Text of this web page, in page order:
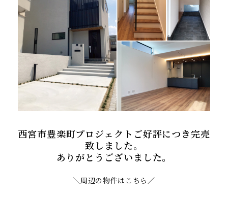
西宮市豊楽町プロジェクトご好評につき完売
致しました。
ありがとうございました。
＼周辺の物件はこちら／